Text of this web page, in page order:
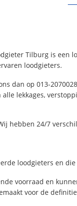
Tilburg is een
loodgieters.
dan op 013-
lekkages,
hebben 24/7
loodgieters en
voorraad en
voor de